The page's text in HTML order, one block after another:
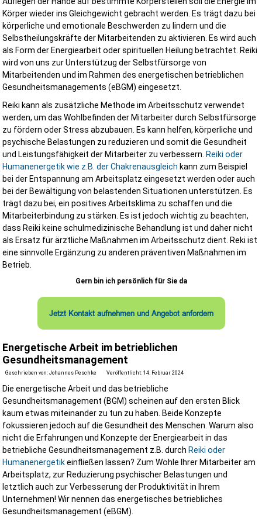
Dabei arbeiten wir lösungsorientiert und partnerschaftlich mit allen
Beteiligten zusammen.
Kundenstimmen
Wir haben unser Bauprojekt begleiten lassen. Danke für die
Betreuung. Das nächste mal seid Ihr wieder am Start.
Jan H.
★★★★☆
Danke für die schnelle Hilfe bei der Gefährdungsbeurteilung.
T. Müller
Die Zusammenarbeit war von Anfang an professionell und
unkompliziert. Die Beratung war praxisnah und genau auf die
beeindruckt hat uns...
Franz S.
weitere Kundenstimmen
Ihre Vorteile in der Zusammenarbeit mit uns
Wir kennen die Anforderungen kleiner und großer Bauvorhaben.
Kunden profitieren von:
Körper wieder ins Gleichgewicht gebracht werden. Es trägt dazu bei
körperliche und emotionale Beschwerden zu lindern und die
Selbstheilungskräfte der Mitarbeitenden zu aktivieren. Es wird auch
als Form der Energiearbeit oder spirituellen Heilung betrachtet. Reiki
wird von uns zur Unterstützug der Selbstfürsorge von
Mitarbeitenden und im Rahmen des energetischen betrieblichen
Gesundheitsmanagements (eBGM) eingesetzt.
Reiki kann als zusätzliche Methode im Arbeitsschutz verwendet
werden, um das Wohlbefinden der Mitarbeiter durch Selbstfürsorge
zu fördern oder Stress abzubauen. Es kann helfen, körperliche und
psychische Belastungen zu reduzieren und somit die Gesundheit
und Leistungsfähigkeit der Mitarbeiter zu verbessern. Reiki oder
Humanenergetik wie z.B. der Chakrenausgleich kann zum Beispiel
bei der Entspannung am Arbeitsplatz eingesetzt werden oder auch
bei der Bewältigung von belastenden Situationen unterstützen. Es
trägt dazu bei, ein positives Arbeitsklima zu schaffen und die
Mitarbeiterbindung zu stärken. Es ist jedoch wichtig zu beachten,
dass Reiki keine schulmedizinische Behandlung ist und daher nicht
als Ersatz für ärztliche Maßnahmen im Arbeitsschutz dient. Reki ist
eine sinnvolle Ergänzung zu anderen präventiven Maßnahmen im
Betrieb.
Gern bin ich persönlich für Sie da
Jetzt Kontakt aufnehmen und Angebot anfordern
Energetische Arbeit im betrieblichen
Gesundheitsmanagement
Geschrieben von:Johannes Peschke Veröffentlicht: 14. Februar 2024
Die energetische Arbeit und das betriebliche
Gesundheitsmanagement (BGM) scheinen auf den ersten Blick
kaum etwas miteinander zu tun zu haben. Beide Konzepte
fokussieren jedoch auf die Gesundheit des Menschen. Warum also
nicht die Erfahrungen und Konzepte der Energiearbeit in das
betriebliche Gesundheitsmanagement z.B. durch Reiki oder
Humanenergetikeinfließen lassen? Zum Wohle Ihrer Mitarbeiter am
Arbeitsplatz, zur Reduzierung psychischer Belastungen und
letztlich auch zur Verbesserung der Produktivität in Ihrem
Unternehmen! Wir nennen das energetisches betriebliches
Gesundheitsmanagement (eBGM).